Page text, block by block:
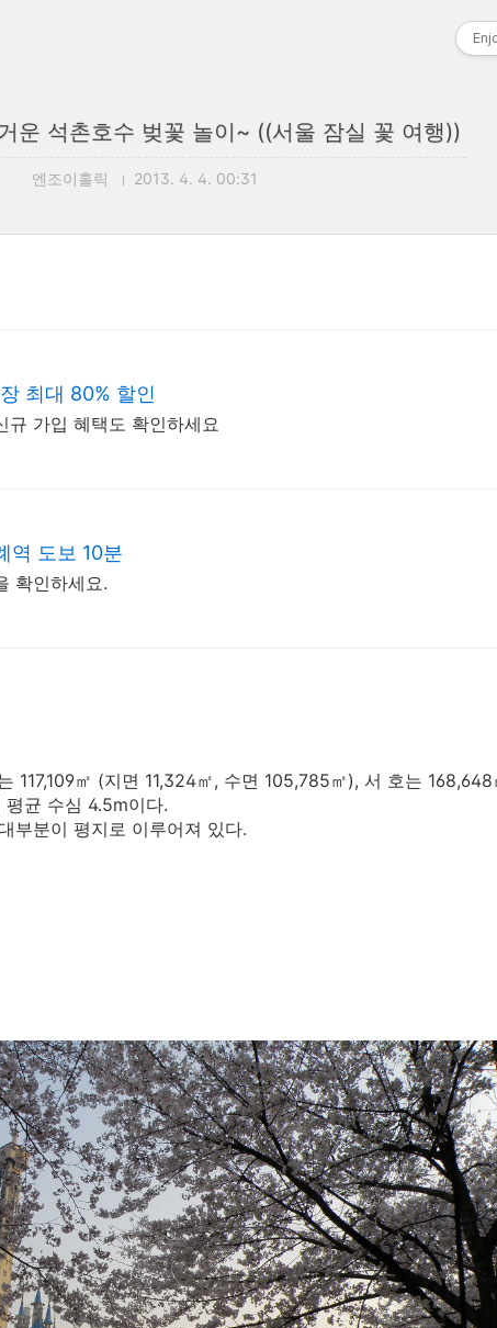
운 석촌호수 벚꽃 놀이~ ((서울 잠실 꽃 여행))
엔조이홀릭 2013. 4. 4. 00:31
최대 80% 할인
규 가입 혜택도 확인하세요
역 도보 10분
확인하세요.
117,109㎡ (지면 11,324㎡, 수면 105,785㎡), 서 호는
균 수심 4.5m이다.
부분이 평지로 이루어져 있다.